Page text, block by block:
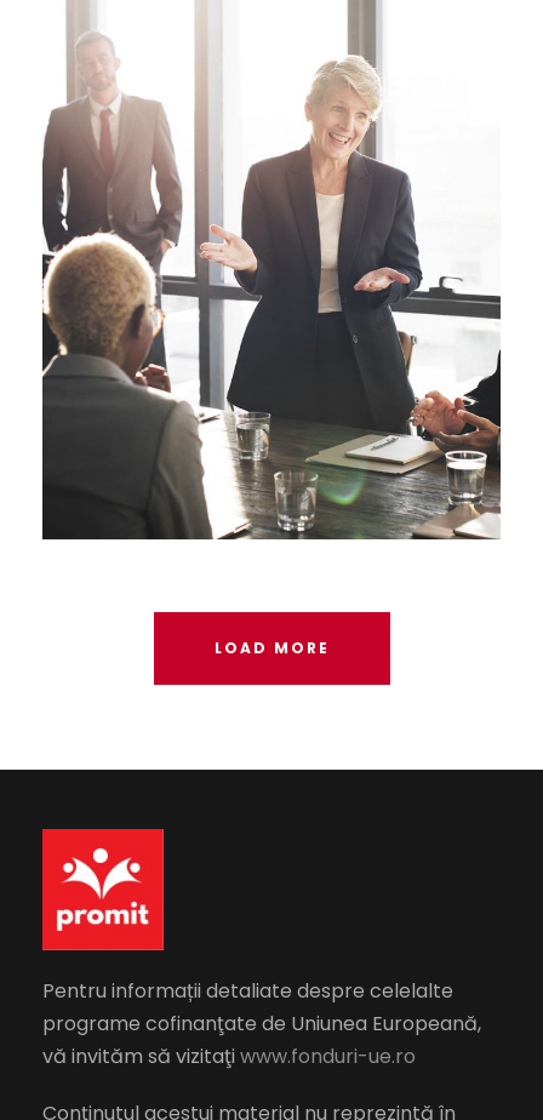
LOAD MORE
Pentru informații detaliate despre celelalte
programe cofinanţate de Uniunea Europeană,
vă invităm să vizitaţi www.fonduri-ue.ro
Conţinutul acestui material nu reprezintă în